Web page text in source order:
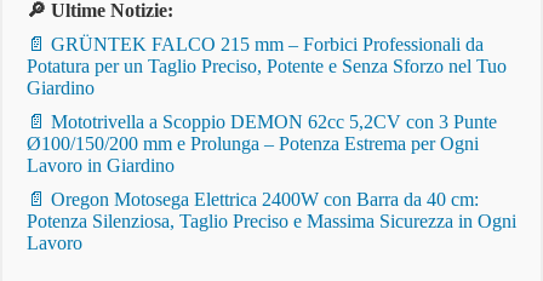
🔎 Ultime Notizie:
📄 GRÜNTEK FALCO 215 mm – Forbici Professionali da
Potatura per un Taglio Preciso, Potente e Senza Sforzo nel Tuo
Giardino
📄 Mototrivella a Scoppio DEMON 62cc 5,2CV con 3 Punte
Ø100/150/200 mm e Prolunga – Potenza Estrema per Ogni
Lavoro in Giardino
📄 Oregon Motosega Elettrica 2400W con Barra da 40 cm:
Potenza Silenziosa, Taglio Preciso e Massima Sicurezza in Ogni
Lavoro